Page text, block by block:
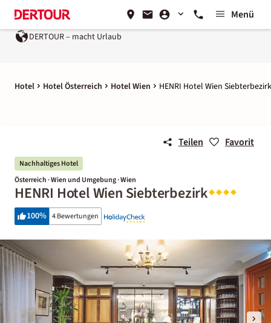
Menü
DERTOUR – macht Urlaub
Hotel Hotel Österreich Hotel Wien HENRI Hotel Wien Siebterbezirk
Teilen Favorit
Nachhaltiges Hotel
Österreich · Wien und Umgebung · Wien
HENRI Hotel Wien Siebterbezirk
100% 4 Bewertungen